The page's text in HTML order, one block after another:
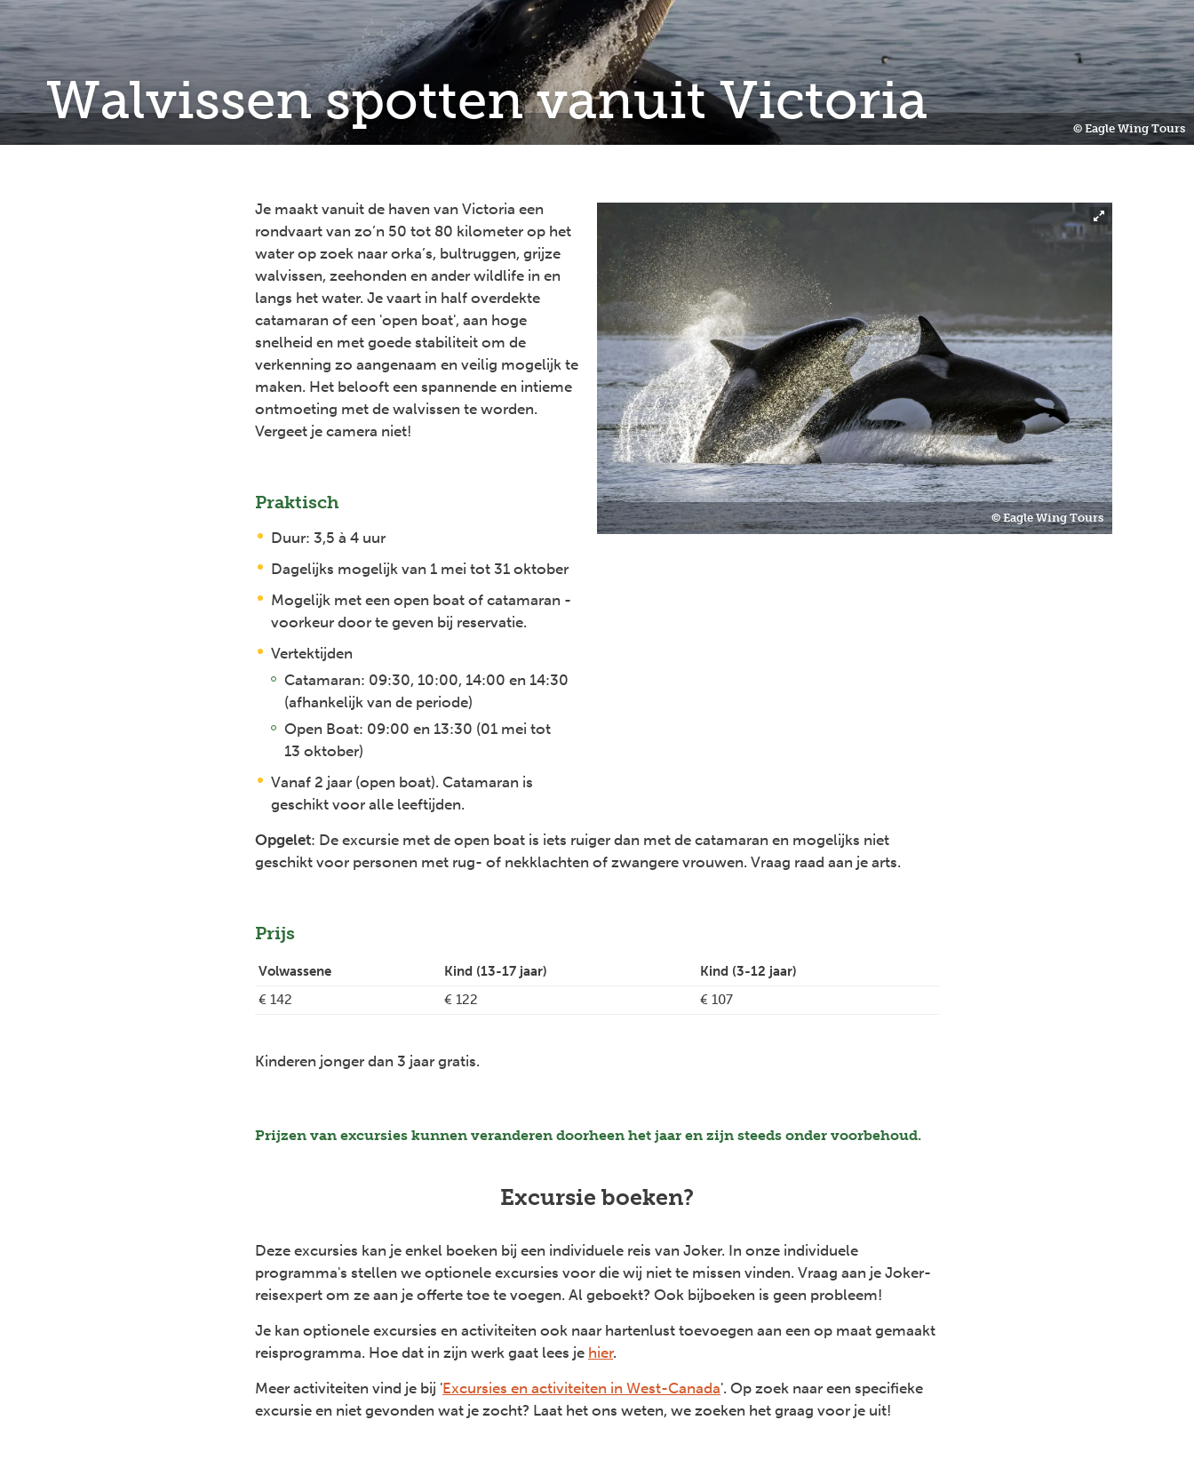
© Eagle Wing Tours
Walvissen spotten vanuit Victoria
© Eagle Wing Tours
Je maakt vanuit de haven van Victoria een
rondvaart van zo’n 50 tot 80 kilometer op het
water op zoek naar orka’s, bultruggen, grijze
walvissen, zeehonden en ander wildlife in en
langs het water. Je vaart in half overdekte
catamaran of een 'open boat', aan hoge
snelheid en met goede stabiliteit om de
verkenning zo aangenaam en veilig mogelijk te
maken. Het belooft een spannende en intieme
ontmoeting met de walvissen te worden.
Vergeet je camera niet!
Praktisch
Duur: 3,5 à 4 uur
Dagelijks mogelijk van 1 mei tot 31 oktober
Mogelijk met een open boat of catamaran -
voorkeur door te geven bij reservatie.
Vertektijden
Catamaran: 09:30, 10:00, 14:00 en 14:30
(afhankelijk van de periode)
Open Boat: 09:00 en 13:30 (01 mei tot
13 oktober)
Vanaf 2 jaar (open boat). Catamaran is
geschikt voor alle leeftijden.
Opgelet: De excursie met de open boat is iets ruiger dan met de catamaran en mogelijks niet
geschikt voor personen met rug- of nekklachten of zwangere vrouwen. Vraag raad aan je arts.
Prijs
Volwassene Kind (13-17 jaar)
Kind (3-12 jaar)
€ 142
€ 122 € 107
Kinderen jonger dan 3 jaar gratis.
Prijzen van excursies kunnen veranderen doorheen het jaar en zijn steeds onder voorbehoud.
Excursie boeken?
Deze excursies kan je enkel boeken bij een individuele reis van Joker. In onze individuele
programma's stellen we optionele excursies voor die wij niet te missen vinden. Vraag aan je Joker-
reisexpert om ze aan je offerte toe te voegen. Al geboekt? Ook bijboeken is geen probleem!
Je kan optionele excursies en activiteiten ook naar hartenlust toevoegen aan een op maat gemaakt
reisprogramma. Hoe dat in zijn werk gaat lees je hier.
Meer activiteiten vind je bij 'Excursies en activiteiten in West-Canada'. Op zoek naar een specifieke
excursie en niet gevonden wat je zocht? Laat het ons weten, we zoeken het graag voor je uit!